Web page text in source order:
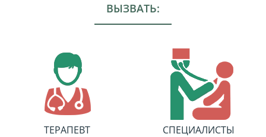
ВЫЗВАТЬ:
ТЕРАПЕВТ СПЕЦИАЛИСТЫ